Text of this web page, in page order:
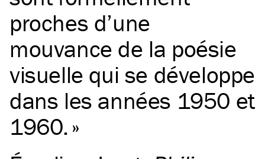
proches d’une
mouvance de la poésie
visuelle qui se développe
dans les années 1950 et
1960.